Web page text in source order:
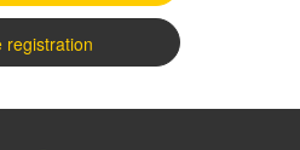
registration